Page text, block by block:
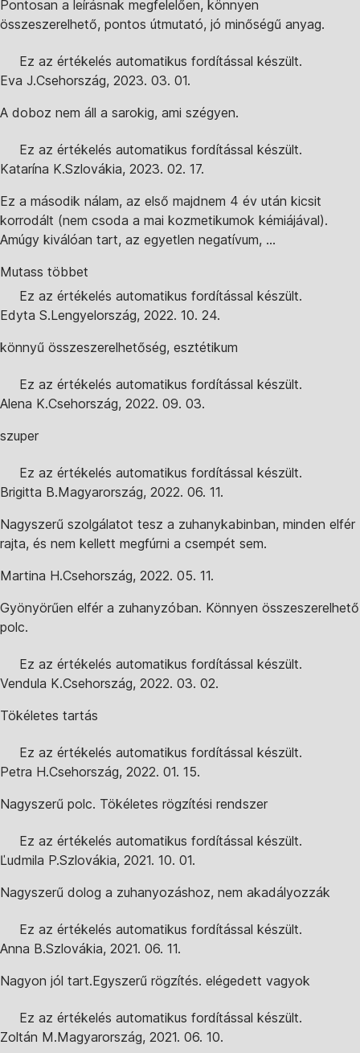
Pontosan a leírásnak megfelelően, könnyen
összeszerelhető, pontos útmutató, jó minőségű anyag.
Ez az értékelés automatikus fordítással készült.
Eva J.Csehország, 2023. 03. 01.
A doboz nem áll a sarokig, ami szégyen.
Ez az értékelés automatikus fordítással készült.
Katarína K.Szlovákia, 2023. 02. 17.
Ez a második nálam, az első majdnem 4 év után kicsit
korrodált (nem csoda a mai kozmetikumok kémiájával).
Amúgy kiválóan tart, az egyetlen negatívum, ...
Mutass többet
Ez az értékelés automatikus fordítással készült.
Edyta S.Lengyelország, 2022. 10. 24.
könnyű összeszerelhetőség, esztétikum
Ez az értékelés automatikus fordítással készült.
Alena K.Csehország, 2022. 09. 03.
szuper
Ez az értékelés automatikus fordítással készült.
Brigitta B.Magyarország, 2022. 06. 11.
Nagyszerű szolgálatot tesz a zuhanykabinban, minden elfér
rajta, és nem kellett megfúrni a csempét sem.
Martina H.Csehország, 2022. 05. 11.
Gyönyörűen elfér a zuhanyzóban. Könnyen összeszerelhető
polc.
Ez az értékelés automatikus fordítással készült.
Vendula K.Csehország, 2022. 03. 02.
Tökéletes tartás
Ez az értékelés automatikus fordítással készült.
Petra H.Csehország, 2022. 01. 15.
Nagyszerű polc. Tökéletes rögzítési rendszer
Ez az értékelés automatikus fordítással készült.
Ľudmila P.Szlovákia, 2021. 10. 01.
Nagyszerű dolog a zuhanyozáshoz, nem akadályozzák
Ez az értékelés automatikus fordítással készült.
Anna B.Szlovákia, 2021. 06. 11.
Nagyon jól tart.Egyszerű rögzítés. elégedett vagyok
Ez az értékelés automatikus fordítással készült.
Zoltán M.Magyarország, 2021. 06. 10.